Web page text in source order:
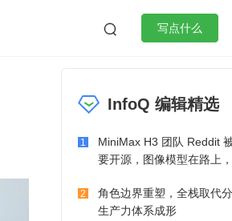
 写点什么
微服务架构 flutter
InfoQ 编辑精选
1
MiniMax H3 团队 Reddit
要开源，图像模型在路上
2
角色边界重塑，全栈取代
生产力体系成形